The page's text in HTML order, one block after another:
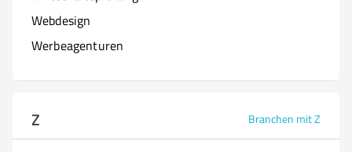
Webdesign
Werbeagenturen
Z Branchen mit Z